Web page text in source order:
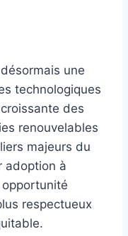
une
technologiques
des
renouvelables
majeurs du
adoption à
respectueux